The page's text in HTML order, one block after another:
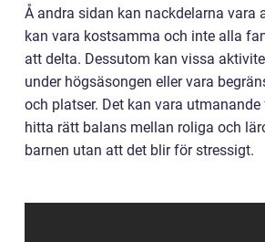
Å andra sidan kan nackdelarna vara
kan vara kostsamma och inte alla
att delta. Dessutom kan vissa
under högsäsongen eller vara
och platser. Det kan vara
hitta rätt balans mellan roliga och
barnen utan att det blir för stressigt.